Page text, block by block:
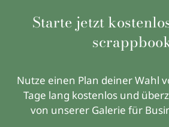
Starte jetzt
Nutze einen Plan deiner Wahl
Tage lang kostenlos und
von unserer Galerie für